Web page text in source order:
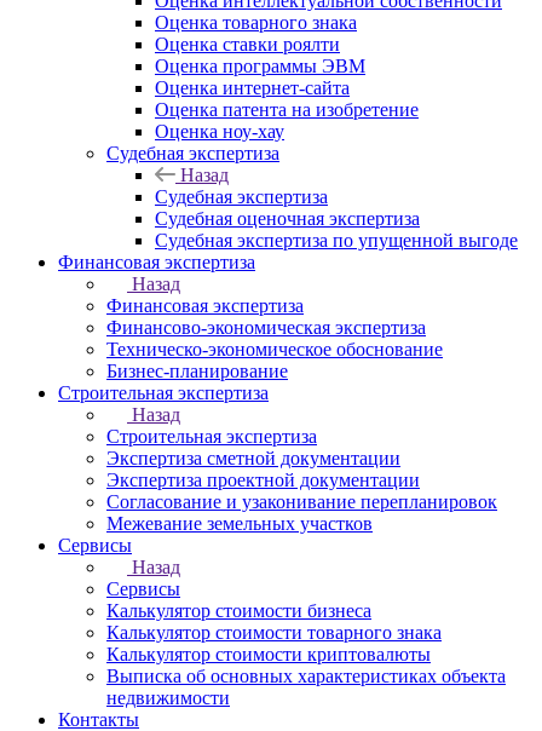
Оценка товарного знака
Оценка ставки роялти
Оценка программы ЭВМ
Оценка интернет-сайта
Оценка патента на изобретение
Оценка ноу-хау
Судебная экспертиза
Назад
Судебная экспертиза
Судебная оценочная экспертиза
Судебная экспертиза по упущенной выгоде
Финансовая экспертиза
Назад
Финансовая экспертиза
Финансово-экономическая экспертиза
Техническо-экономическое обоснование
Бизнес-планирование
Строительная экспертиза
Назад
Строительная экспертиза
Экспертиза сметной документации
Экспертиза проектной документации
Согласование и узаконивание перепланировок
Межевание земельных участков
Сервисы
Назад
Сервисы
Калькулятор стоимости бизнеса
Калькулятор стоимости товарного знака
Калькулятор стоимости криптовалюты
Выписка об основных характеристиках объекта
недвижимости
Контакты